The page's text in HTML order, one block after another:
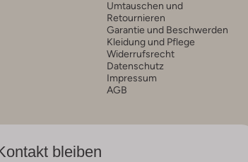
Umtauschen und
Retournieren
Garantie und Beschwerden
Kleidung und Pflege
Widerrufsrecht
Datenschutz
Impressum
AGB
bleiben